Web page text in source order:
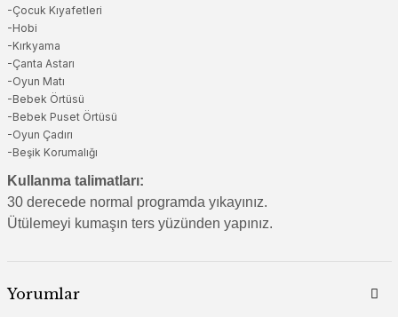
-Çocuk Kıyafetleri
-Hobi
-Kırkyama
-Çanta Astarı
-Oyun Matı
-Bebek Örtüsü
-Bebek Puset Örtüsü
-Oyun Çadırı
-Beşik Korumalığı
Kullanma talimatları:
30 derecede normal programda yıkayınız.
Ütülemeyi kumaşın ters yüzünden yapınız.
Yorumlar